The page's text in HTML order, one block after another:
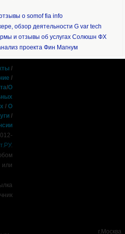
о somof fia info
обзор деятельности G var tech
и отзывы об услугах Солюшн ФХ
проекта Фин Магнум
/
/
/О
/О
/
.
г.Москва